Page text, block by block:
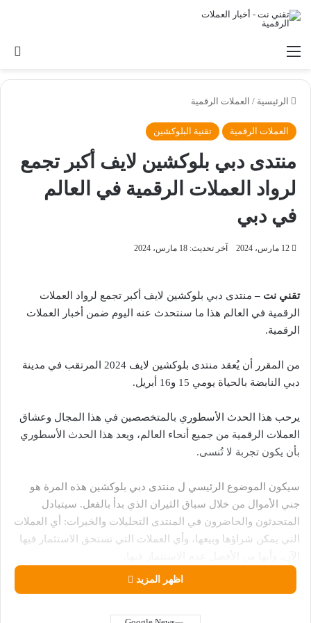
القائمة
الرئيسية / العملات الرقمية
العملات الرقمية تقنية البلوكشين
منتدى دبي بلوكشين لايف أكبر تجمع
لرواد العملات الرقمية في العالم
في دبي
12 مارس، 2024 آخر تحديث: 18 مارس، 2024
تقني نت – منتدى دبي بلوكشين لايف أكبر تجمع لرواد العملات
الرقمية في العالم هذا ما سنتحدث عنه اليوم ضمن أخبار العملات
الرقمية.
من المقرر أن يُعقد منتدى بلوكشين لايف 2024 المرتقب في مدينة
دبي النابضة بالحياة يومي 15 و16 أبريل.
يرحب هذا الحدث الأسطوري بالمتخصصين في هذا المجال وعشاق
العملات الرقمية من جميع أنحاء العالم، ويعد هذا الحدث الأسطوري
بأن يكون تجربة لا تُنسى.
سيكون الموضوع الرئيسي ل منتدى دبي بلوكشين هذه المرة هو
جني الأموال من خلال سباق الثيران الذي بدأ بالفعل. سيتبادل
المتحدثون والحاضرون في المنتدى التحليلات والخبرات: أي العملات
التي يمكن شراؤها وبيعها، وأي العملات التي تستحق الاستثمار فيها
حيث يشارك في هذا الحدث الكبير أكثر من 8,000 شخص من أكثر من
اظهر المزيد